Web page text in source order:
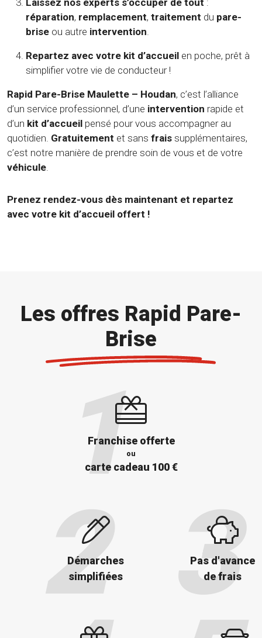
Laissez nos experts s’occuper de tout :
réparation, remplacement, traitement du pare-
brise ou autre intervention.
Repartez avec votre kit d’accueil en poche, prêt à
simplifier votre vie de conducteur !
Rapid Pare-Brise Maulette – Houdan, c’est l’alliance
d’un service professionnel, d’une intervention rapide et
d’un kit d’accueil pensé pour vous accompagner au
quotidien. Gratuitement et sans frais supplémentaires,
c’est notre manière de prendre soin de vous et de votre
véhicule.
Prenez rendez-vous dès maintenant et repartez
avec votre kit d’accueil offert !
Les offres Rapid Pare-
Brise
Franchise offerte
ou
carte cadeau 100 €
Démarches
simplifiées
Pas d'avance
de frais